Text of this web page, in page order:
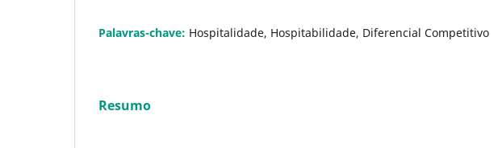
Palavras-chave: Hospitalidade, Hospitabilidade, Diferencial Competitivo
Resumo